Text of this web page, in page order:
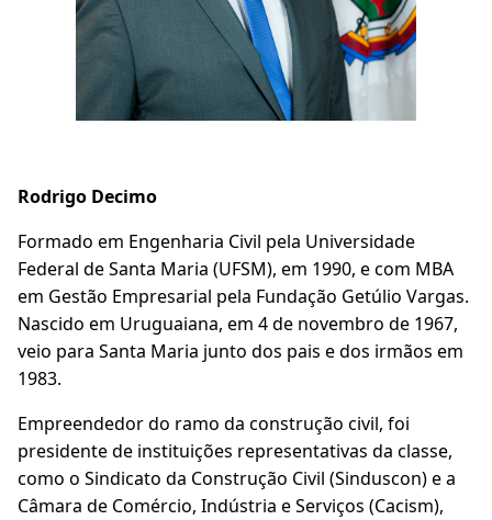
Rodrigo Decimo
Formado em Engenharia Civil pela Universidade
Federal de Santa Maria (UFSM), em 1990, e com MBA
em Gestão Empresarial pela Fundação Getúlio Vargas.
Nascido em Uruguaiana, em 4 de novembro de 1967,
veio para Santa Maria junto dos pais e dos irmãos em
1983.
Empreendedor do ramo da construção civil, foi
presidente de instituições representativas da classe,
como o Sindicato da Construção Civil (Sinduscon) e a
Câmara de Comércio, Indústria e Serviços (Cacism),